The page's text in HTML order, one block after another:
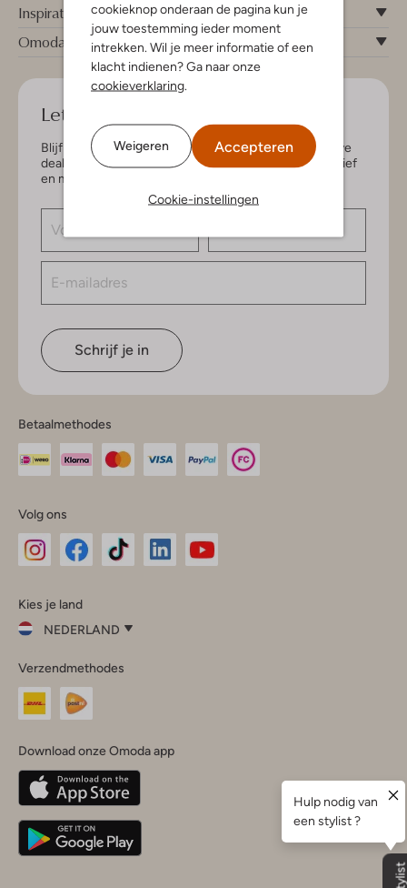
cookieknop onderaan de pagina kun je
jouw toestemming ieder moment
intrekken. Wil je meer informatie of een
klacht indienen? Ga naar onze
cookieverklaring
Weigeren Accepteren
Cookie-instellingen
Inspiratie
Omoda
Let's keep in touch!
Blijf op de hoogte van de nieuwste items en exclusieve
deals, speciaal voor jou. Schrijf je in voor de nieuwsbrief
en maak kans op € 150,- shoptegoed.
Schrijf je in
Betaalmethodes
Volg ons
InstagramFacebook
Kies je land
NEDERLAND
je
land
Nederland
Belgique(Français)
Deutschland
Verzendmethodes
Download onze Omoda app